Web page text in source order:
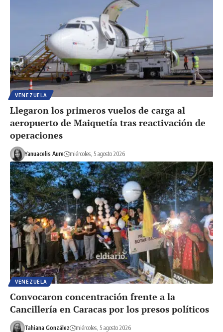
VENEZUELA
Llegaron los primeros vuelos de carga al
aeropuerto de Maiquetía tras reactivación de
operaciones
Yanuacelis Aure miércoles, 5 agosto 2026
VENEZUELA
Convocaron concentración frente a la
Cancillería en Caracas por los presos políticos
Tahiana González miércoles, 5 agosto 2026